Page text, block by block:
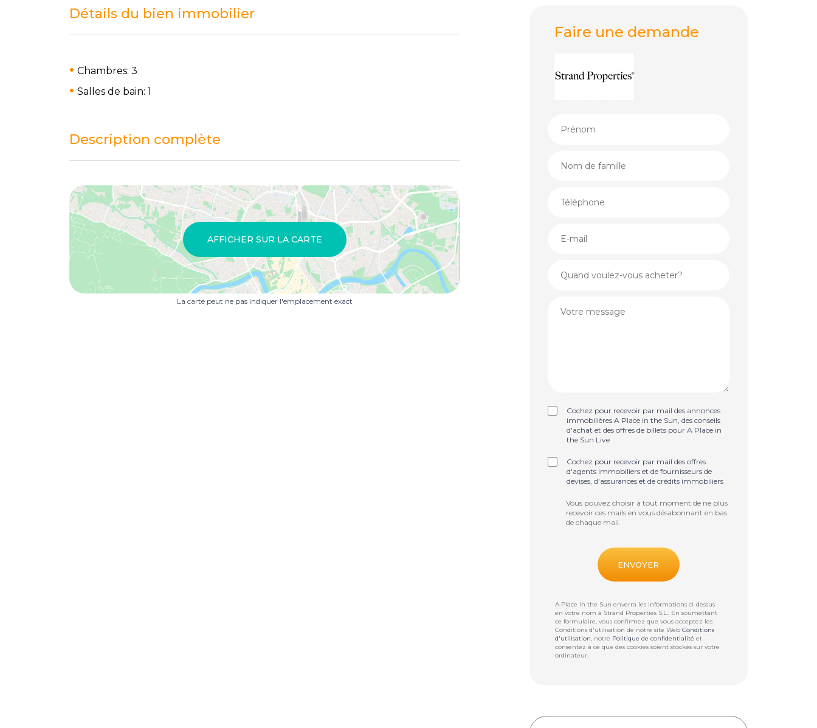
Détails du bien immobilier
Chambres: 3
Salles de bain: 1
Description complète
AFFICHER SUR LA CARTE
La carte peut ne pas indiquer l'emplacement exact
Faire une demande
Cochez pour recevoir par mail des annonces
immobilières A Place in the Sun, des conseils
d'achat et des offres de billets pour A Place in
the Sun Live
Cochez pour recevoir par mail des offres
d'agents immobiliers et de fournisseurs de
devises, d'assurances et de crédits immobiliers
Vous pouvez choisir à tout moment de ne plus
recevoir ces mails en vous désabonnant en bas
de chaque mail.
A Place in the Sun enverra les informations ci-dessus
en votre nom à Strand Properties S.L.. En soumettant
ce formulaire, vous confirmez que vous acceptez les
Conditions d'utilisation de notre site WebConditions
d'utilisation, notre Politique de confidentialité et
consentez à ce que des cookies soient stockés sur votre
ordinateur.